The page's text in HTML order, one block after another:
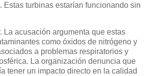
Estas turbinas estarían funcionando sin
La acusación argumenta que estas
como óxidos de nitrógeno y
a problemas respiratorios y
La organización denuncia que
tener un impacto directo en la calidad